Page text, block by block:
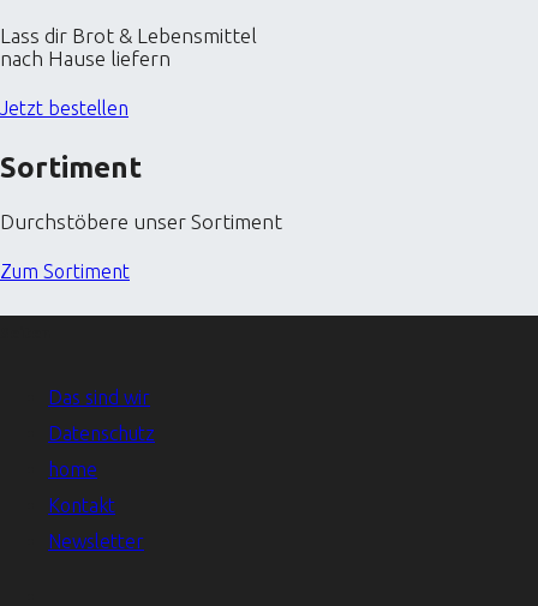
Lass dir Brot & Lebensmittel
nach Hause liefern
Jetzt bestellen
Sortiment
Durchstöbere unser Sortiment
Zum Sortiment
Das sind wir
Datenschutz
home
Kontakt
Newsletter